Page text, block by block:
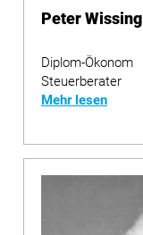
Peter Wissing
Diplom-Ökonom
Steuerberater
Mehr lesen